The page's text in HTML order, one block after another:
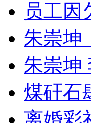
员工
朱崇坤
朱崇坤
煤矸石